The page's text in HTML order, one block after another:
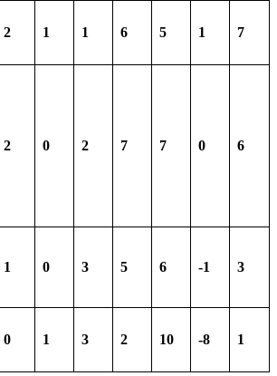
2 1 1 6 5 1 7
2 0 2 7 7 0 6
1 0 3 5 6 -1 3
0 1 3 2 10 -8 1